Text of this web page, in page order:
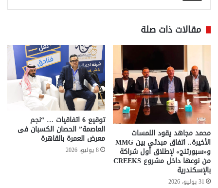
مقالات ذات صلة
محمد مجاهد يقود اللمسات
الأخيرة.. اتفاق مبدئي بين MMG
و«سبورتنج» لإطلاق أول شراكة
من نوعها داخل مشروع CREEKS
بالإسكندرية
31 يوليو، 2026
توقيع 6 اتفاقيات … “نجم
العاصمة” الحصان الكسبان فى
معرض العمرة بالقاهرة
8 يوليو، 2026